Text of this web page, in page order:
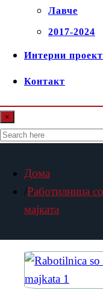
Лавче
2017-2024
Интерни
Контакт
×
Дома
Работилница
мајката